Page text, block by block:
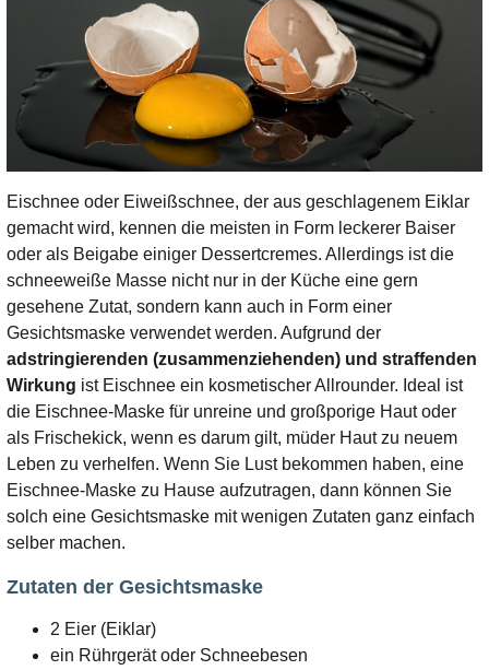
Eischnee oder Eiweißschnee, der aus geschlagenem Eiklar
gemacht wird, kennen die meisten in Form leckerer Baiser
oder als Beigabe einiger Dessertcremes. Allerdings ist die
schneeweiße Masse nicht nur in der Küche eine gern
gesehene Zutat, sondern kann auch in Form einer
Gesichtsmaske verwendet werden. Aufgrund der
adstringierenden (zusammenziehenden) und straffenden
Wirkung ist Eischnee ein kosmetischer Allrounder. Ideal ist
die Eischnee-Maske für unreine und großporige Haut oder
als Frischekick, wenn es darum gilt, müder Haut zu neuem
Leben zu verhelfen. Wenn Sie Lust bekommen haben, eine
Eischnee-Maske zu Hause aufzutragen, dann können Sie
solch eine Gesichtsmaske mit wenigen Zutaten ganz einfach
selber machen.
Zutaten der Gesichtsmaske
2 Eier (Eiklar)
ein Rührgerät oder Schneebesen